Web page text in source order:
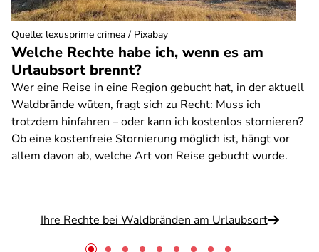
Welche Rechte habe ich, wenn es am
Urlaubsort brennt?
Wer eine Reise in eine Region gebucht hat, in der aktuell
Waldbrände wüten, fragt sich zu Recht: Muss ich
trotzdem hinfahren – oder kann ich kostenlos stornieren?
Ob eine kostenfreie Stornierung möglich ist, hängt vor
allem davon ab, welche Art von Reise gebucht wurde.
Ihre Rechte bei Waldbränden am Urlaubsort
Quelle: lexusprime crimea / Pixabay